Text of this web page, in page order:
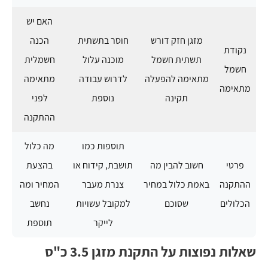
נקודת
חשמל
מתאימה
מזגן חזק דורש
תשתית חשמל
מתאימה להפעלה
תקינה
חוסר בתשתית
מוכנה עלול
לדרוש עבודה
נוספת
האם יש
הכנה
חשמלית
מתאימה
לפני
ההתקנה
פרטי
ההתקנה
הכלולים
חשוב להבין מה
באמת כלול במחיר
שסוכם
תוספות כמו
תושבת, קידוח או
צנרת מעבר
למקובל עשויות
לייקר
מה כלול
בהצעת
המחיר ומה
נחשב
תוספת
שאלות נפוצות על התקנת מזגן 3.5 כ"ס